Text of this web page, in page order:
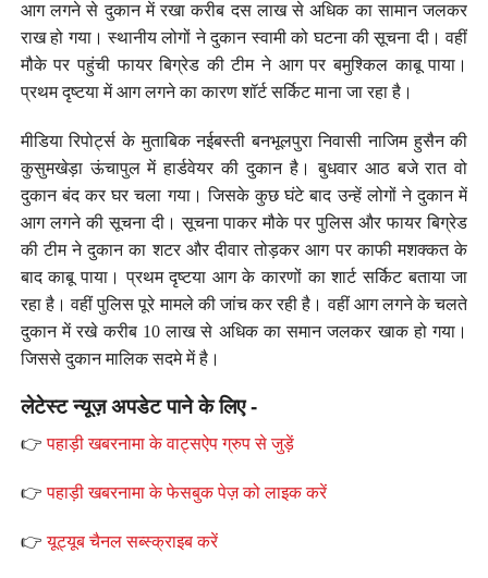
आग लगने से दुकान में रखा करीब दस लाख से अधिक का सामान जलकर
राख हो गया। स्थानीय लोगों ने दुकान स्वामी को घटना की सूचना दी। वहीं
मौके पर पहुंची फायर बिग्रेड की टीम ने आग पर बमुश्किल काबू पाया।
प्रथम दृष्टया में आग लगने का कारण शॉर्ट सर्किट माना जा रहा है।
मीडिया रिपोर्ट्स के मुताबिक नईबस्ती बनभूलपुरा निवासी नाजिम हुसैन की
कुसुमखेड़ा ऊंचापुल में हार्डवेयर की दुकान है। बुधवार आठ बजे रात वो
दुकान बंद कर घर चला गया। जिसके कुछ घंटे बाद उन्हें लोगों ने दुकान में
आग लगने की सूचना दी। सूचना पाकर मौके पर पुलिस और फायर बिग्रेड
की टीम ने दुकान का शटर और दीवार तोड़कर आग पर काफी मशक्कत के
बाद काबू पाया। प्रथम दृष्टया आग के कारणों का शार्ट सर्किट बताया जा
रहा है। वहीं पुलिस पूरे मामले की जांच कर रही है। वहीं आग लगने के चलते
दुकान में रखे करीब 10 लाख से अधिक का समान जलकर खाक हो गया।
जिससे दुकान मालिक सदमे में है।
लेटेस्ट न्यूज़ अपडेट पाने के लिए -
👉पहाड़ी खबरनामा के वाट्सऐप ग्रुप से जुड़ें
👉पहाड़ी खबरनामा के फेसबुक पेज़ को लाइक करें
👉यूट्यूब चैनल सब्स्क्राइब करें